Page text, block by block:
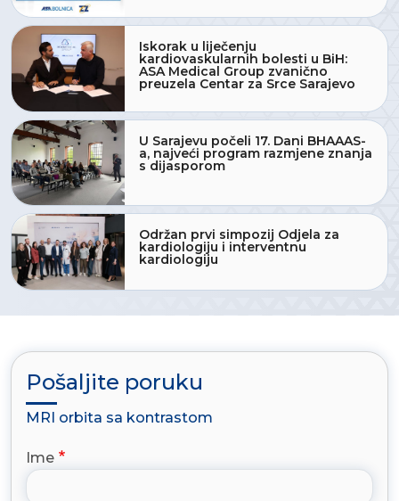
Iskorak u liječenju
kardiovaskularnih bolesti u BiH:
ASA Medical Group zvanično
preuzela Centar za Srce Sarajevo
U Sarajevu počeli 17. Dani BHAAAS-
a, najveći program razmjene znanja
s dijasporom
Održan prvi simpozij Odjela za
kardiologiju i interventnu
kardiologiju
Pošaljite poruku
MRI orbita sa kontrastom
Ime